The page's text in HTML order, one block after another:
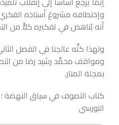
وإختطافه مشروعَ أستاذه الفكري
أنه يُناهض في تفكيره كلاًّ من
ولهذا كلَّه عالجنا في الفصل
ومواقف محمَّد رشيد رضا من
بمجلة المنار.
كتاب التصوف في سياق النهضة
النورسي